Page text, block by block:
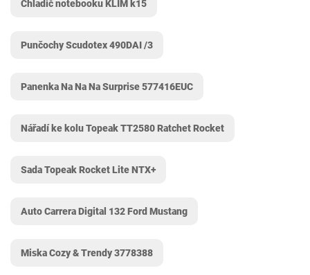
Chladič notebooku KLIM k15
Punčochy Scudotex 490DAI /3
Panenka Na Na Na Surprise 577416EUC
Nářadí ke kolu Topeak TT2580 Ratchet Rocket
Sada Topeak Rocket Lite NTX+
Auto Carrera Digital 132 Ford Mustang
Miska Cozy & Trendy 3778388